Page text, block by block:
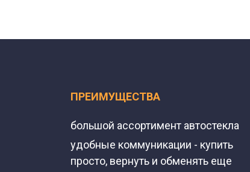
ПРЕИМУЩЕСТВА
большой ассортимент автостекла
удобные коммуникации - купить
просто, вернуть и обменять еще